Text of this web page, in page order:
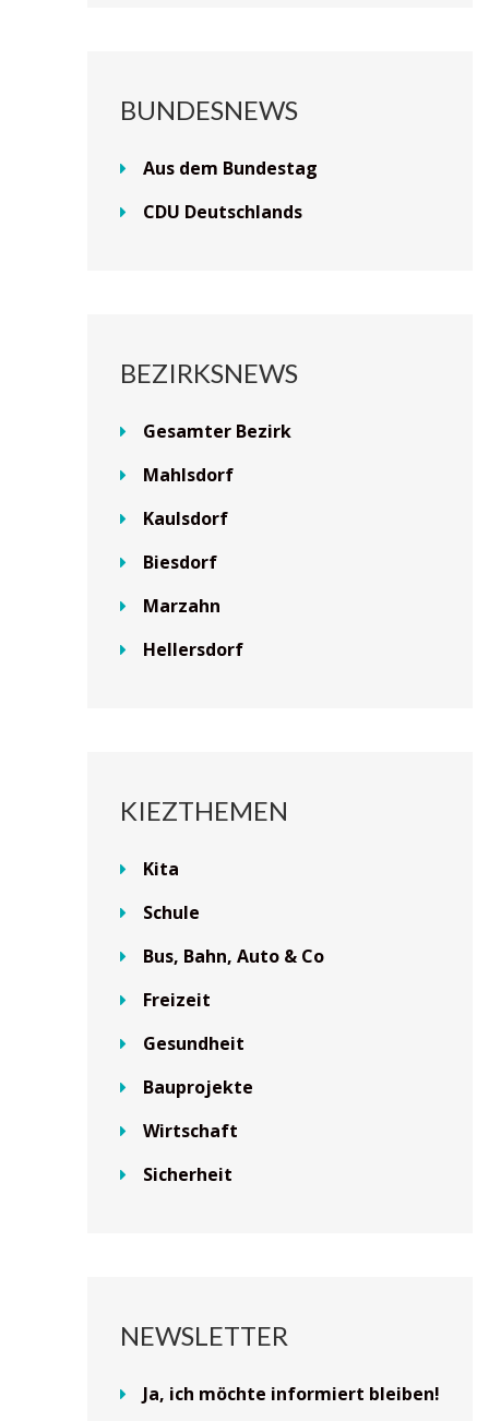
BUNDESNEWS
Aus dem Bundestag
CDU Deutschlands
BEZIRKSNEWS
Gesamter Bezirk
Mahlsdorf
Kaulsdorf
Biesdorf
Marzahn
Hellersdorf
KIEZTHEMEN
Kita
Schule
Bus, Bahn, Auto & Co
Freizeit
Gesundheit
Bauprojekte
Wirtschaft
Sicherheit
NEWSLETTER
Ja, ich möchte informiert bleiben!